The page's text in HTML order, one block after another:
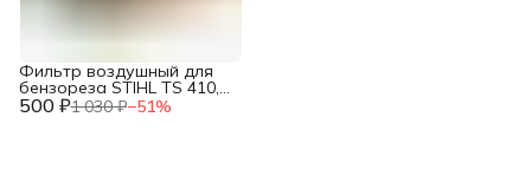
500 ₽1 030 ₽−51%
Фильтр воздушный для
бензореза STIHL TS 410,
420 / IGP 1300096